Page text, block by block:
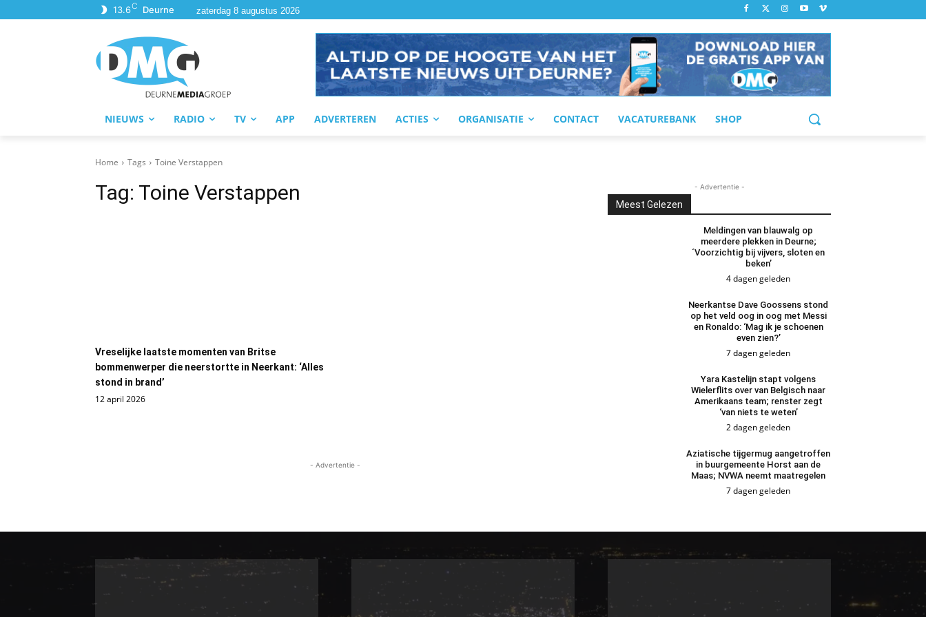
13.6C Deurne zaterdag 8 augustus 2026
NIEUWS RADIO TV APP ADVERTEREN ACTIES ORGANISATIE CONTACT VACATUREBANK SHOP
Home Tags Toine Verstappen
Tag: Toine Verstappen
Vreselijke laatste momenten van Britse
bommenwerper die neerstortte in Neerkant: ‘Alles
stond in brand’
12 april 2026
- Advertentie -
- Advertentie -
Meest Gelezen
Meldingen van blauwalg op
meerdere plekken in Deurne;
´Voorzichtig bij vijvers, sloten en
beken’
4 dagen geleden
Neerkantse Dave Goossens stond
op het veld oog in oog met Messi
en Ronaldo: ‘Mag ik je schoenen
even zien?’
7 dagen geleden
Yara Kastelijn stapt volgens
Wielerflits over van Belgisch naar
Amerikaans team; renster zegt
‘van niets te weten’
2 dagen geleden
Aziatische tijgermug aangetroffen
in buurgemeente Horst aan de
Maas; NVWA neemt maatregelen
7 dagen geleden